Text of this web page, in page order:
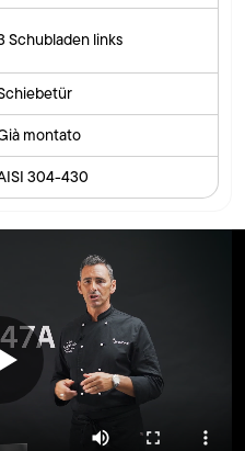
Schubladen links
montato
304-430